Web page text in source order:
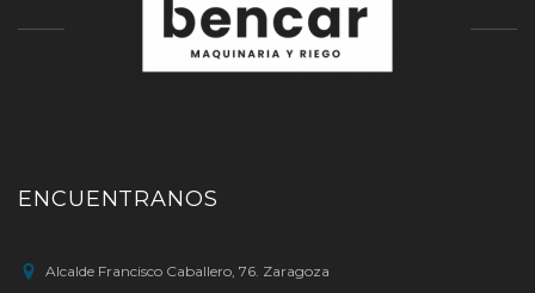
ENCUENTRANOS
Alcalde Francisco Caballero, 76. Zaragoza